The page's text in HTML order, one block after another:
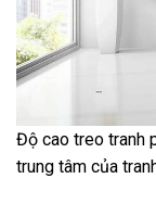
Độ cao treo tranh
trung tâm của